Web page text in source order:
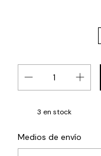
3 en stock
Entregas para el CP:
Medios de envío